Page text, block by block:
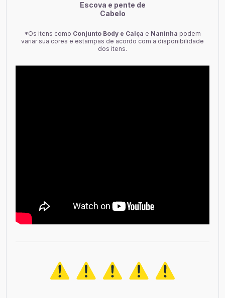
Escova e pente de
Cabelo
*Os itens como Conjunto Body e Calça e Naninha podem
variar sua cores e estampas de acordo com a disponibilidade
dos itens.